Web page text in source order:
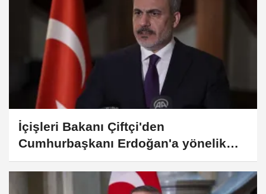
İçişleri Bakanı Çiftçi'den
Cumhurbaşkanı Erdoğan'a yönelik
eleştiriye tepki: